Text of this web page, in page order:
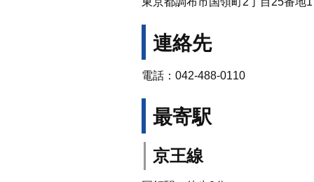
連絡先
電話：042-488-0110
最寄駅
京王線